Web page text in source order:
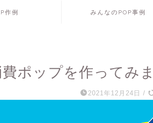
作例 みんなのPOP事例
費ポップを作ってみ
2021年12月24日 /